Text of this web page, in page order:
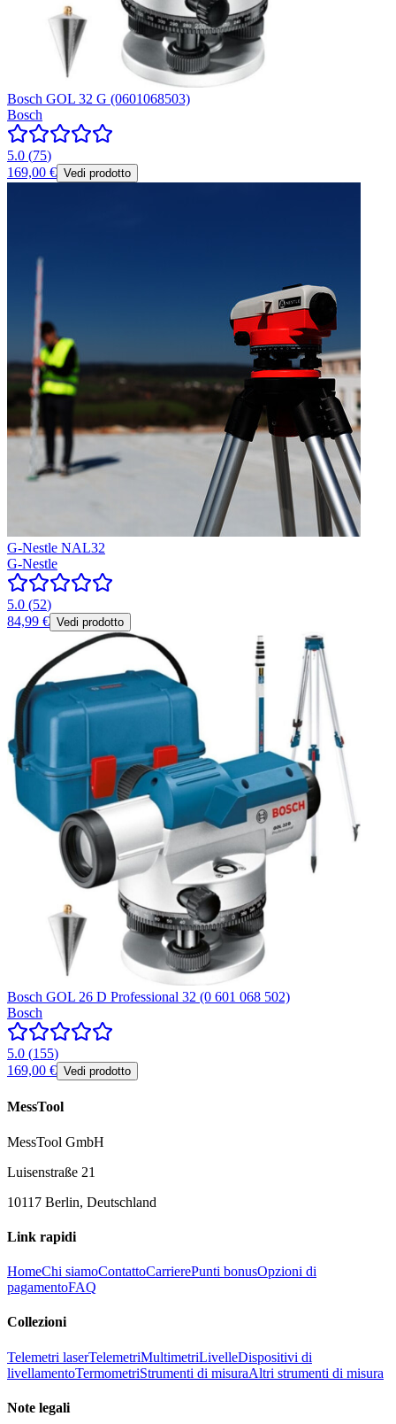
Bosch GOL 32 G (0601068503)
Bosch
5.0 (75)
169,00 € Vedi prodotto
G-Nestle NAL32
G-Nestle
5.0 (52)
84,99 € Vedi prodotto
Bosch GOL 26 D Professional 32 (0 601 068 502)
Bosch
5.0 (155)
169,00 € Vedi prodotto
MessTool
MessTool GmbH
Luisenstraße 21
10117 Berlin, Deutschland
Link rapidi
HomeChi siamoContattoCarrierePunti bonusOpzioni di
pagamentoFAQ
Collezioni
Telemetri laserTelemetriMultimetriLivelleDispositivi di
livellamentoTermometriStrumenti di misuraAltri strumenti di misura
Note legali